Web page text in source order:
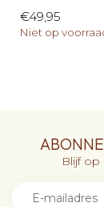
€49,95
Niet op
Blijf